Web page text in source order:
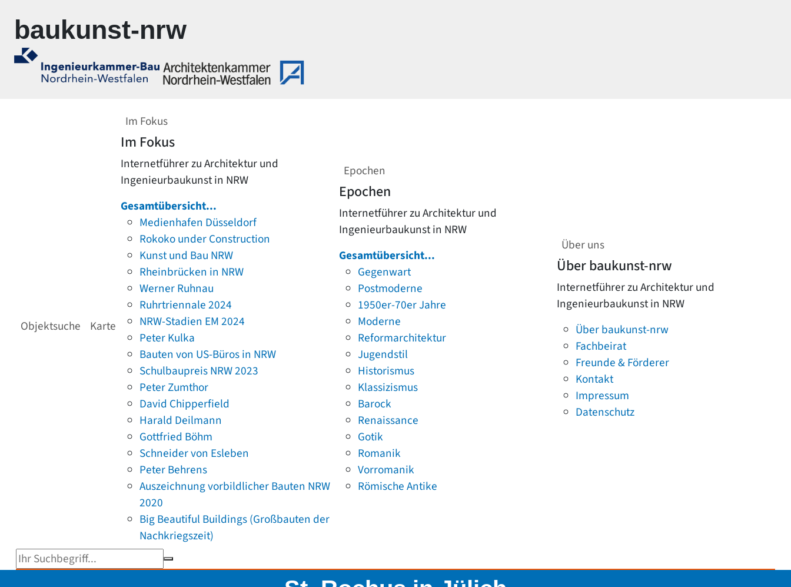
baukunst-nrw
Objektsuche Karte
Im Fokus
Im Fokus
Internetführer zu Architektur und
Ingenieurbaukunst in NRW
Gesamtübersicht...
Medienhafen Düsseldorf
Rokoko under Construction
Kunst und Bau NRW
Rheinbrücken in NRW
Werner Ruhnau
Ruhrtriennale 2024
NRW-Stadien EM 2024
Peter Kulka
Bauten von US-Büros in NRW
Schulbaupreis NRW 2023
Peter Zumthor
David Chipperfield
Harald Deilmann
Gottfried Böhm
Schneider von Esleben
Peter Behrens
Auszeichnung vorbildlicher Bauten NRW
2020
Big Beautiful Buildings (Großbauten der
Nachkriegszeit)
Epochen
Epochen
Internetführer zu Architektur und
Ingenieurbaukunst in NRW
Gesamtübersicht...
Gegenwart
Postmoderne
1950er-70er Jahre
Moderne
Reformarchitektur
Jugendstil
Historismus
Klassizismus
Barock
Renaissance
Gotik
Romanik
Vorromanik
Römische Antike
Über uns
Über baukunst-nrw
Internetführer zu Architektur und
Ingenieurbaukunst in NRW
Über baukunst-nrw
Fachbeirat
Freunde & Förderer
Kontakt
Impressum
Datenschutz
Suchbegriff eingeben